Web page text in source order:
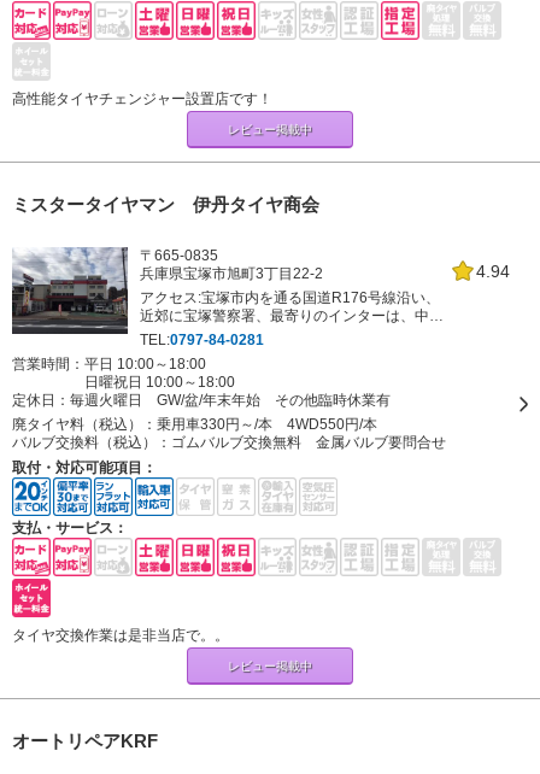
高性能タイヤチェンジャー設置店です！
レビュー掲載中
ミスタータイヤマン 伊丹タイヤ商会
4.94
〒665-0835
兵庫県宝塚市旭町3丁目22-2
アクセス:宝塚市内を通る国道R176号線沿い、
近郊に宝塚警察署、最寄りのインターは、中国
道宝塚ICです。ミスタータイヤマンの看板が目
TEL:0797-84-0281
営業時間：平日 10:00～18:00
日曜祝日 10:00～18:00
定休日： 毎週火曜日 GW/盆/年末年始 その他臨時休業有
廃タイヤ料（税込）： 乗用車330円～/本 4WD550円/本
バルブ交換料（税込）： ゴムバルブ交換無料 金属バルブ要問合せ
取付・対応可能項目：
支払・サービス：
タイヤ交換作業は是非当店で。。
レビュー掲載中
オートリペアKRF